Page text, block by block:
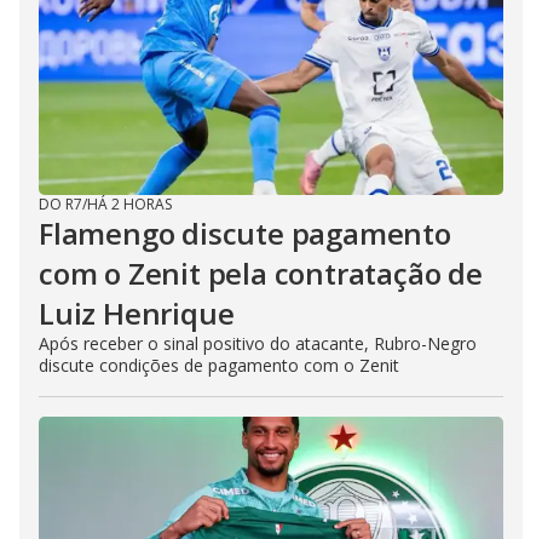
DO R7/HÁ 2 HORAS
Flamengo discute pagamento
com o Zenit pela contratação de
Luiz Henrique
Após receber o sinal positivo do atacante, Rubro-Negro
discute condições de pagamento com o Zenit